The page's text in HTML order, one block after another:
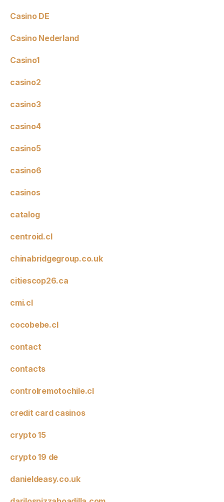
Casino DE
Casino Nederland
Casino1
casino2
casino3
casino4
casino5
casino6
casinos
catalog
centroid.cl
chinabridgegroup.co.uk
citiescop26.ca
cmi.cl
cocobebe.cl
contact
contacts
controlremotochile.cl
credit card casinos
crypto 15
crypto 19 de
danieldeasy.co.uk